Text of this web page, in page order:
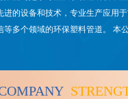
的设备和技术，专业生产应用于
等多个领域的环保塑料管道。 本